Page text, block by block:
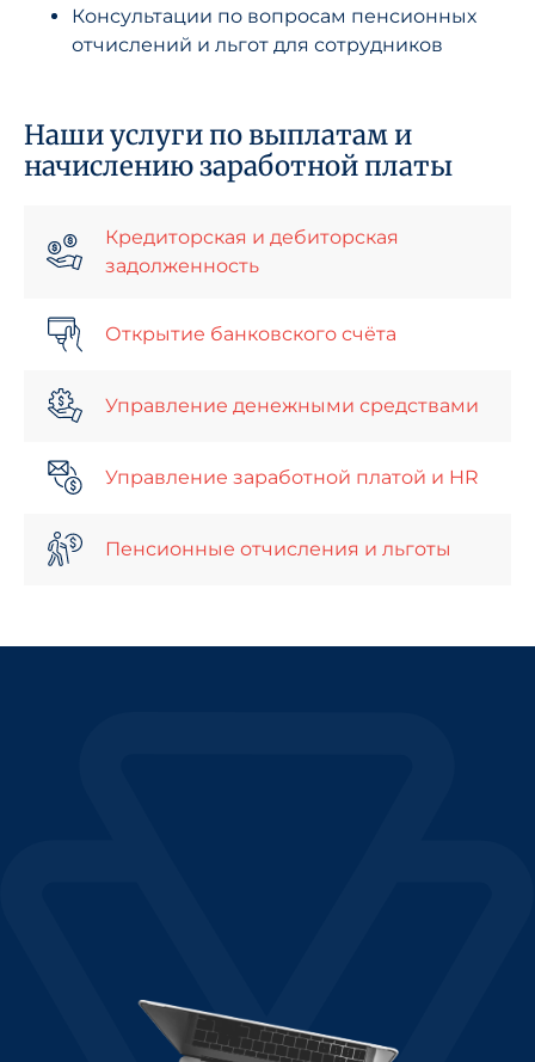
Консультации по вопросам пенсионных
отчислений и льгот для сотрудников
Наши услуги по выплатам и
начислению заработной платы
Кредиторская и дебиторская
задолженность
Открытие банковского счёта
Управление денежными средствами
Управление заработной платой и HR
Пенсионные отчисления и льготы